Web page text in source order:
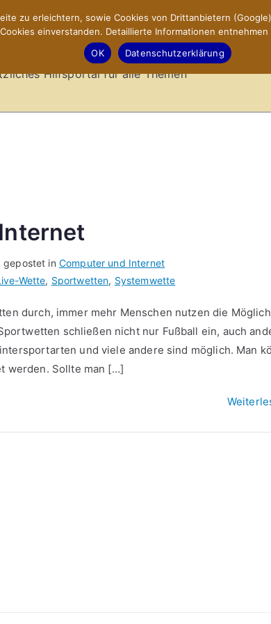
Sites.de –
Hilfsportal für alle Themen
gepostet in Computer und Internet
Wette, Sportwetten, Systemwette
durch, immer mehr Menschen nutzen die
schließen nicht nur Fußball ein, auch
und viele andere sind möglich. Man
werden. Sollte man […]
zu erleichtern, sowie Cookies von Drittanbietern
einverstanden. Detaillierte Informationen
OK
Datenschutzerklärung